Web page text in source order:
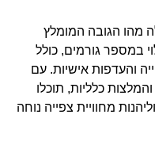
מהו הגובה המומלץ
במספר גורמים, כולל
והעדפות אישיות. עם
כלליות, תוכלו
מחוויית צפייה נוחה